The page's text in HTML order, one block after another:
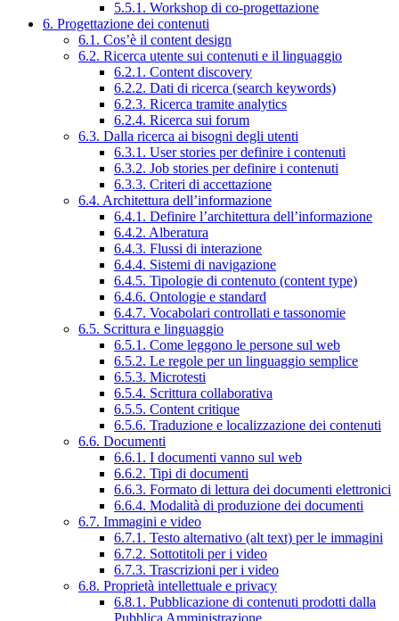
5.5.1. Workshop di co-progettazione
6. Progettazione dei contenuti
6.1. Cos’è il content design
6.2. Ricerca utente sui contenuti e il linguaggio
6.2.1. Content discovery
6.2.2. Dati di ricerca (search keywords)
6.2.3. Ricerca tramite analytics
6.2.4. Ricerca sui forum
6.3. Dalla ricerca ai bisogni degli utenti
6.3.1. User stories per definire i contenuti
6.3.2. Job stories per definire i contenuti
6.3.3. Criteri di accettazione
6.4. Architettura dell’informazione
6.4.1. Definire l’architettura dell’informazione
6.4.2. Alberatura
6.4.3. Flussi di interazione
6.4.4. Sistemi di navigazione
6.4.5. Tipologie di contenuto (content type)
6.4.6. Ontologie e standard
6.4.7. Vocabolari controllati e tassonomie
6.5. Scrittura e linguaggio
6.5.1. Come leggono le persone sul web
6.5.2. Le regole per un linguaggio semplice
6.5.3. Microtesti
6.5.4. Scrittura collaborativa
6.5.5. Content critique
6.5.6. Traduzione e localizzazione dei contenuti
6.6. Documenti
6.6.1. I documenti vanno sul web
6.6.2. Tipi di documenti
6.6.3. Formato di lettura dei documenti elettronici
6.6.4. Modalità di produzione dei documenti
6.7. Immagini e video
6.7.1. Testo alternativo (alt text) per le immagini
6.7.2. Sottotitoli per i video
6.7.3. Trascrizioni per i video
6.8. Proprietà intellettuale e privacy
6.8.1. Pubblicazione di contenuti prodotti dalla
Pubblica Amministrazione